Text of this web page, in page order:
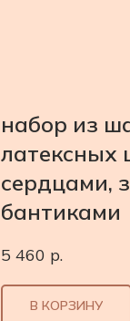
набор из
латексных
сердцами,
бантиками
5 460 р.
В КОРЗИНУ